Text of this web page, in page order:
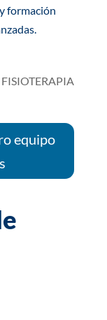
formación
equipo